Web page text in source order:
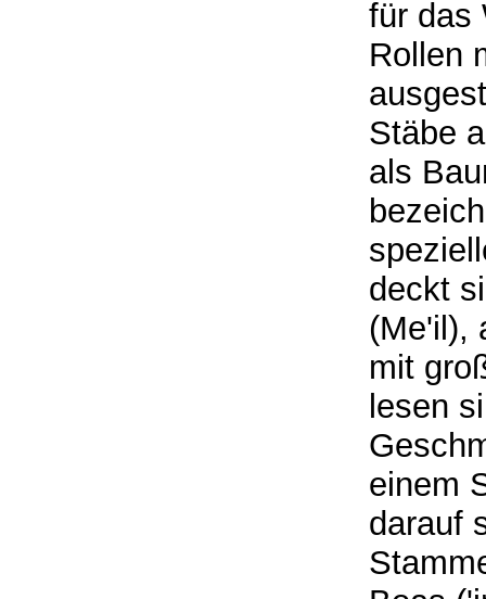
für das
Rollen
Stäbe
als
deckt
(Me'il),
mit
lesen
einem
darauf